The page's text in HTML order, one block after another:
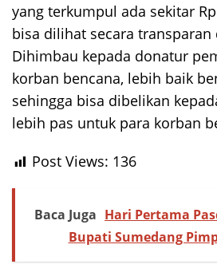
yang terkumpul ada sekitar
bisa dilihat secara
Dihimbau kepada donatur
korban bencana, lebih baik
sehingga bisa dibelikan
lebih pas untuk para korban
Post Views: 136
Baca Juga Hari Pertama
Bupati Sumedang